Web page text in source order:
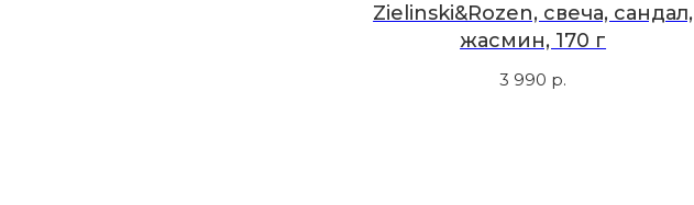
Zielinski&Rozen, свеча, сандал,
жасмин, 170 г
3 990 р.